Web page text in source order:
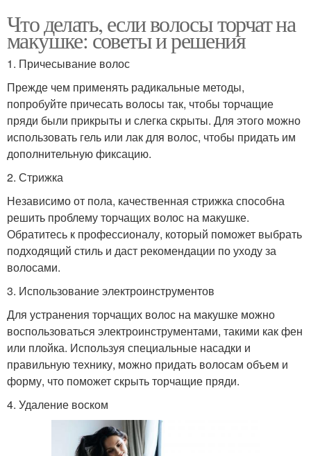
Что делать, если волосы торчат на
макушке: советы и решения
1. Причесывание волос
Прежде чем применять радикальные методы,
попробуйте причесать волосы так, чтобы торчащие
пряди были прикрыты и слегка скрыты. Для этого можно
использовать гель или лак для волос, чтобы придать им
дополнительную фиксацию.
2. Стрижка
Независимо от пола, качественная стрижка способна
решить проблему торчащих волос на макушке.
Обратитесь к профессионалу, который поможет выбрать
подходящий стиль и даст рекомендации по уходу за
волосами.
3. Использование электроинструментов
Для устранения торчащих волос на макушке можно
воспользоваться электроинструментами, такими как фен
или плойка. Используя специальные насадки и
правильную технику, можно придать волосам объем и
форму, что поможет скрыть торчащие пряди.
4. Удаление воском